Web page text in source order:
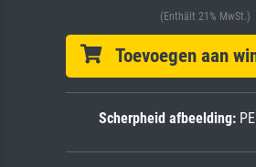
(Enthält 21% MwSt.)
Toevoegen aan
Scherpheid afbeelding: